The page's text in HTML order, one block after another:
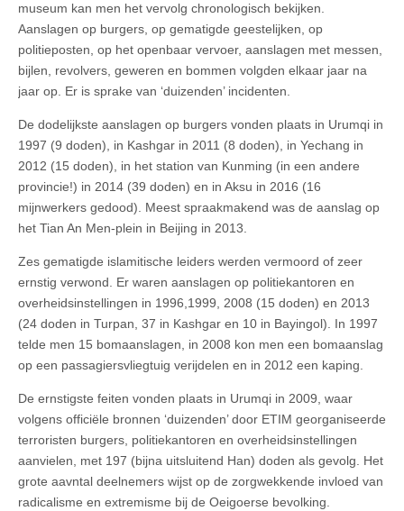
museum kan men het vervolg chronologisch bekijken.
Aanslagen op burgers, op gematigde geestelijken, op
politieposten, op het openbaar vervoer, aanslagen met messen,
bijlen, revolvers, geweren en bommen volgden elkaar jaar na
jaar op. Er is sprake van ‘duizenden’ incidenten.
De dodelijkste aanslagen op burgers vonden plaats in Urumqi in
1997 (9 doden), in Kashgar in 2011 (8 doden), in Yechang in
2012 (15 doden), in het station van Kunming (in een andere
provincie!) in 2014 (39 doden) en in Aksu in 2016 (16
mijnwerkers gedood). Meest spraakmakend was de aanslag op
het Tian An Men-plein in Beijing in 2013.
Zes gematigde islamitische leiders werden vermoord of zeer
ernstig verwond. Er waren aanslagen op politiekantoren en
overheidsinstellingen in 1996,1999, 2008 (15 doden) en 2013
(24 doden in Turpan, 37 in Kashgar en 10 in Bayingol). In 1997
telde men 15 bomaanslagen, in 2008 kon men een bomaanslag
op een passagiersvliegtuig verijdelen en in 2012 een kaping.
De ernstigste feiten vonden plaats in Urumqi in 2009, waar
volgens officiële bronnen ‘duizenden’ door ETIM georganiseerde
terroristen burgers, politiekantoren en overheidsinstellingen
aanvielen, met 197 (bijna uitsluitend Han) doden als gevolg. Het
grote aavntal deelnemers wijst op de zorgwekkende invloed van
radicalisme en extremisme bij de Oeigoerse bevolking.